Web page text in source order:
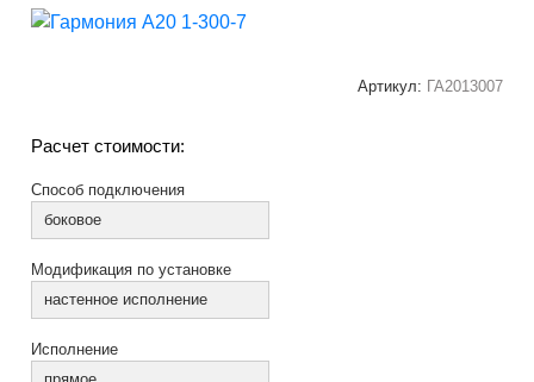
Артикул: ГА2013007
Расчет стоимости:
Способ подключения
боковое
Модификация по установке
настенное исполнение
Исполнение